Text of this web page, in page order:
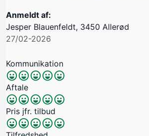
Anmeldt af:
Jesper Blauenfeldt, 3450 Allerød
27/02-2026
Kommunikation
Aftale
Pris jfr. tilbud